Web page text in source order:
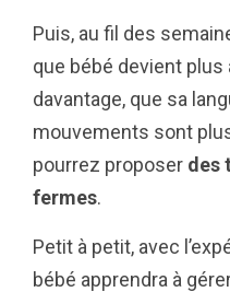
Puis, au fil des
que bébé devient plus
davantage, que sa
mouvements sont
pourrez proposer des
fermes.
Petit à petit, avec
bébé apprendra à